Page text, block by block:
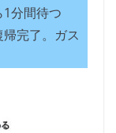
分間待つ
完了。ガス